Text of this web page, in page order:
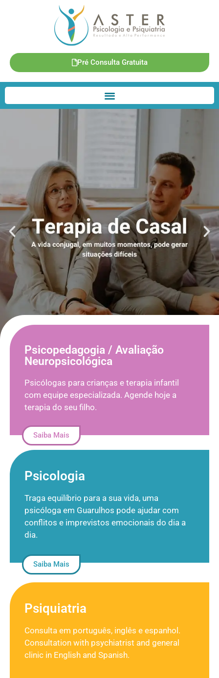
Pré Consulta Gratuita
Psicopedagogia / Avaliação
Neuropsicológica
Psicólogas para crianças e terapia infantil
com equipe especializada. Agende hoje a
terapia do seu filho.
Saiba Mais
Psicologia
Traga equilíbrio para a sua vida, uma
psicóloga em Guarulhos pode ajudar com
conflitos e imprevistos emocionais do dia a
dia.
Saiba Mais
Psiquiatria
Consulta em português, inglês e espanhol.
Consultation with psychiatrist and general
clinic in English and Spanish.